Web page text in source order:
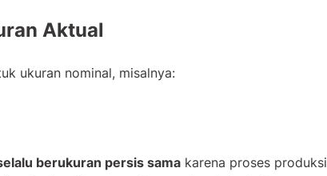
Aktual
ukuran nominal, misalnya:
berukuran persis sama karena proses produksi